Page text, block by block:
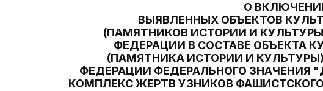
О
ВЫЯВЛЕННЫХ ОБЪЕКТОВ
(ПАМЯТНИКОВ ИСТОРИИ И
ФЕДЕРАЦИИ В СОСТАВЕ ОБЪЕКТА
(ПАМЯТНИКА ИСТОРИИ И
ФЕДЕРАЦИИ ФЕДЕРАЛЬНОГО ЗНАЧЕНИЯ
КОМПЛЕКС ЖЕРТВ УЗНИКОВ